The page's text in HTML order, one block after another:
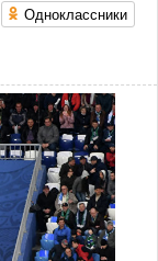
Одноклассники